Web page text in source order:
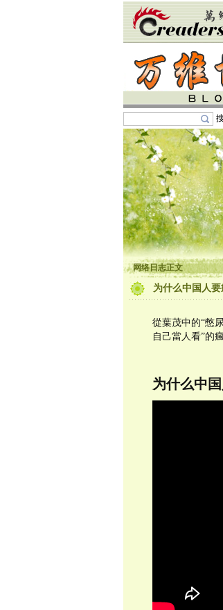
网络日志正文
为什么中国人要
從葉茂中的“憋
自己當人看”的
为什么中